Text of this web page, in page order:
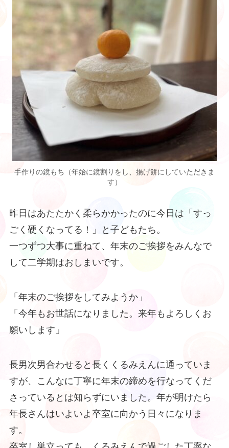
手作りの鏡もち（年始に鏡割りをし、揚げ餅にしていただきま
す）
昨日はあたたかく柔らかかったのに今日は「すっ
ごく硬くなってる！」と子どもたち。
一つずつ大事に重ねて、年末のご挨拶をみんなで
して二学期はおしまいです。
「年末のご挨拶をしてみようか」
「今年もお世話になりました。来年もよろしくお
願いします」
長男次男合わせると長くくるみえんに通っていま
すが、こんなに丁寧に年末の締めを行なってくだ
さっているとは知らずにいました。年が明けたら
年長さんはいよいよ卒室に向かう日々になりま
す。